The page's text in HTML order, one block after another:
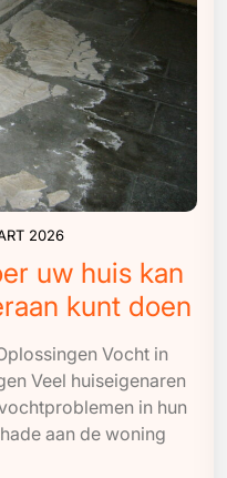
2026
uw huis kan
kunt doen
Vocht in
Veel huiseigenaren
in hun
aan de woning